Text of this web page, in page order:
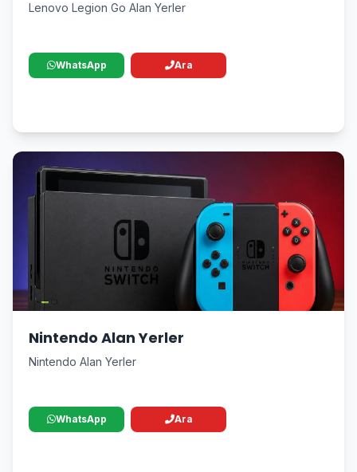
Lenovo Legion Go Alan Yerler
WhatsApp Ara
Nintendo Alan Yerler
Nintendo Alan Yerler
WhatsApp Ara